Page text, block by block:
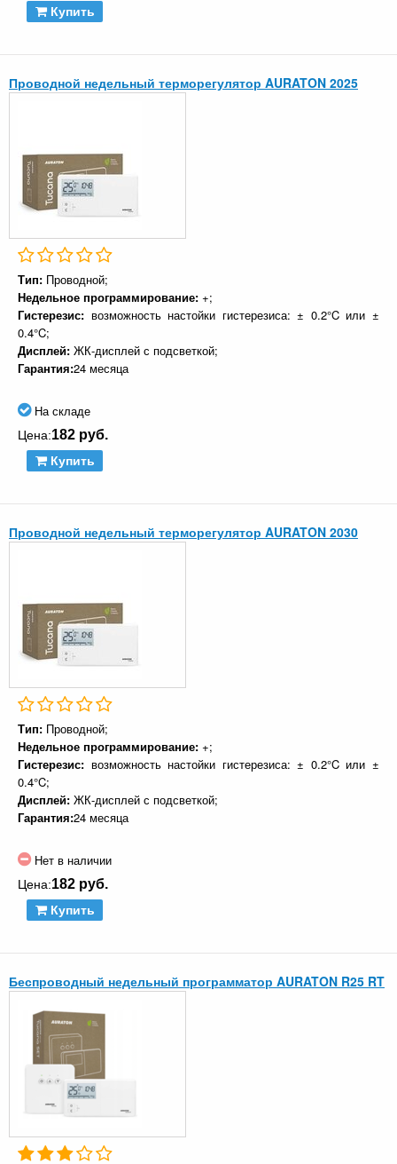
Купить
Проводной недельный терморегулятор AURATON 2025
Тип: Проводной;
Недельное программирование: +;
Гистерезис: возможность настойки гистерезиса: ± 0.2°C или ±
0.4°C;
Дисплей: ЖК-дисплей с подсветкой;
Гарантия:24 месяца
На складе
Цена:182 руб.
Купить
Проводной недельный терморегулятор AURATON 2030
Тип: Проводной;
Недельное программирование: +;
Гистерезис: возможность настойки гистерезиса: ± 0.2°C или ±
0.4°C;
Дисплей: ЖК-дисплей с подсветкой;
Гарантия:24 месяца
Нет в наличии
Цена:182 руб.
Купить
Беспроводный недельный программатор AURATON R25 RT